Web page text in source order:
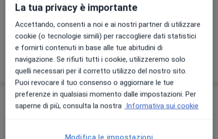
Visualizza galleria (1)
Mostra dettagli
sull'esperienza
Prestazioni e prezzi
La tua privacy è importante
Accettando, consenti a noi e ai nostri partner di utilizzare
cookie (o tecnologie simili) per raccogliere dati statistici
e fornirti contenuti in base alle tue abitudini di
navigazione. Se rifiuti tutti i cookie, utilizzeremo solo
quelli necessari per il corretto utilizzo del nostro sito.
Puoi revocare il tuo consenso o aggiornare le tue
preferenze in qualsiasi momento dalle impostazioni. Per
saperne di più, consulta la nostra Informativa sui cookie